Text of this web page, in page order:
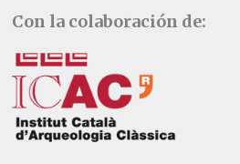
Con la colaboración de: